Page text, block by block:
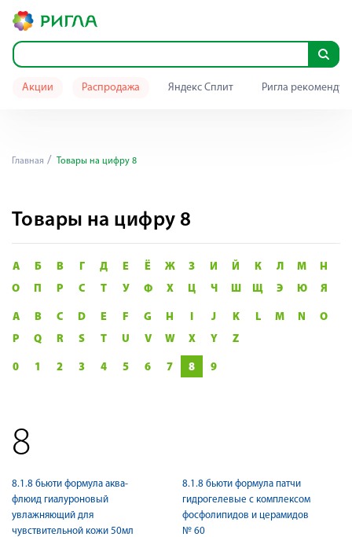
Акции Распродажа Яндекс Сплит Ригла
Главная Товары на цифру 8
Товары на цифру 8
А Б В Г Д Е Ё Ж З И Й К Л М
Н
О
П Р С Т У Ф Х Ц Ч Ш Щ Э Ю Я
A B C D E F G H I J K L M N
O
P
Q R S T U V W X Y Z
0 1 2 3 4 5 6 7 8 9
8
8.1.8 бьюти формула аква-
флюид гиалуроновый
увлажняющий для
чувствительной кожи 50мл
8.1.8 бьюти формула патчи
гидрогелевые c комплексом
фосфолипидов и церамидов
№ 60